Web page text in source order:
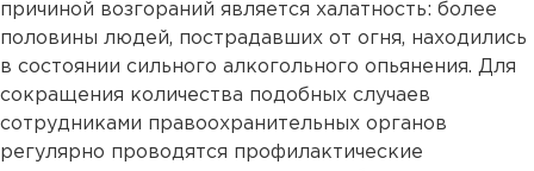
причиной возгораний является халатность: более
половины людей, пострадавших от огня, находились
в состоянии сильного алкогольного опьянения. Для
сокращения количества подобных случаев
сотрудниками правоохранительных органов
регулярно проводятся профилактические